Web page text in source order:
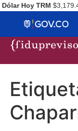
Dólar Hoy TRM